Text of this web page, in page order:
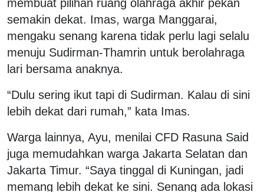
membuat pilihan ruang olahraga akhir pekan
semakin dekat. Imas, warga Manggarai,
mengaku senang karena tidak perlu lagi selalu
menuju Sudirman-Thamrin untuk berolahraga
lari bersama anaknya.
“Dulu sering ikut tapi di Sudirman. Kalau di sini
lebih dekat dari rumah,” kata Imas.
Warga lainnya, Ayu, menilai CFD Rasuna Said
juga memudahkan warga Jakarta Selatan dan
Jakarta Timur. “Saya tinggal di Kuningan, jadi
memang lebih dekat ke sini. Senang ada lokasi